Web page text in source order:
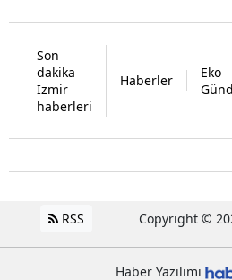
Son
dakika
İzmir
haberleri
Haberler
Eko
RSS Copyright ©
Haber Yazılımı